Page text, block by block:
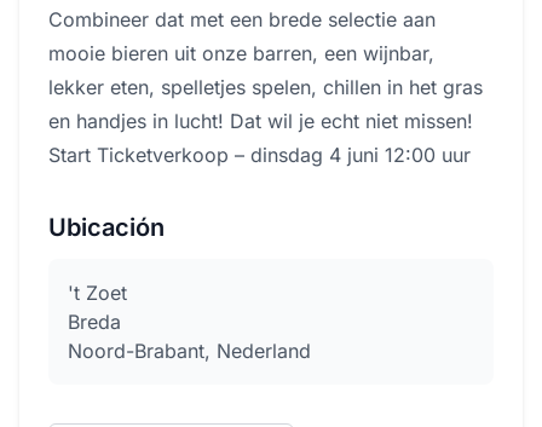
Combineer dat met een brede selectie aan
mooie bieren uit onze barren, een wijnbar,
lekker eten, spelletjes spelen, chillen in het gras
en handjes in lucht! Dat wil je echt niet missen!
Start Ticketverkoop – dinsdag 4 juni 12:00 uur
Ubicación
't Zoet
Breda
Noord-Brabant, Nederland